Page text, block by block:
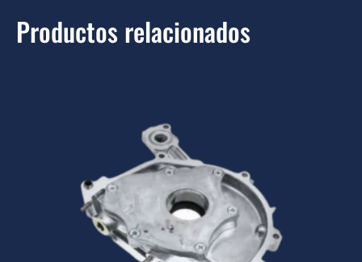
Productos relacionados